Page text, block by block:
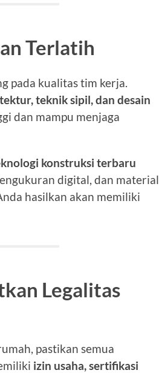
Terlatih
pada kualitas tim kerja.
teknik sipil, dan desain
dan mampu menjaga
konstruksi terbaru
digital, dan material
hasilkan akan memiliki
Legalitas
pastikan semua
izin usaha, sertifikasi